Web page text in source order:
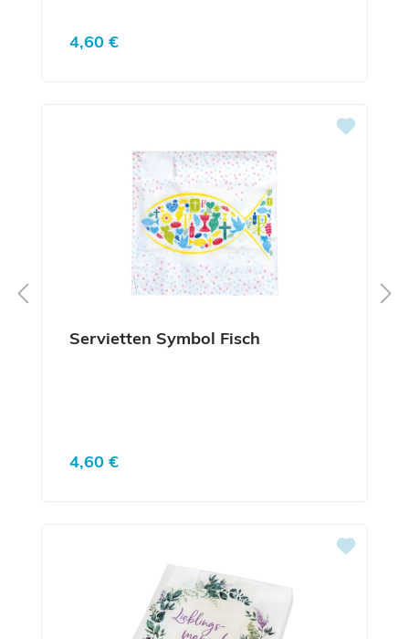
Regulärer Preis:
4,60 €
Servietten Symbol Fisch
Regulärer Preis:
4,60 €